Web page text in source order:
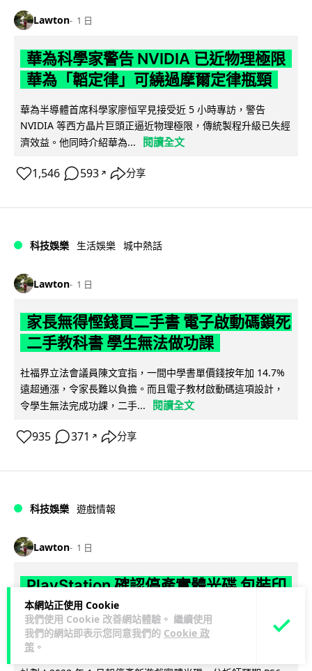
本網站正使用 Cookie
我們使用 Cookie 改善網站體驗。 繼續使用
我們的網站即表示您同意我們的 Cookie 政
策 。
Lawton 1 日
華為科學家警告 NVIDIA 已近物理極限
華為「韜定律」可繞過摩爾定律瓶頸
華為半導體首席科學家廖恒罕見接受近 5 小時專訪，警告
NVIDIA 等西方晶片巨頭正逼近物理極限，傳統製程升級已失經
濟效益。他同時介紹華為...
閱讀全文
1,546 593 ↗ 分享
科技娛樂 生活娛樂 城中熱話
Lawton 1 日
家長無得慳錢買二手書 電子啟動碼鎖死
二手教科書 學生無法做功課
社福界立法會議員陳文宜指，一間中學書單價錢按年加 14.7%
遠超通漲，令家長難以負擔。而且電子教材啟動碼這項設計，
令學生無法完成功課，二手...
閱讀全文
935 371 ↗ 分享
科技娛樂 遊戲情報
Lawton 1 日
PlayStation 確認停產實體光碟 包裝印
出重要通告 2028 年 1 月後不出光碟遊
戲